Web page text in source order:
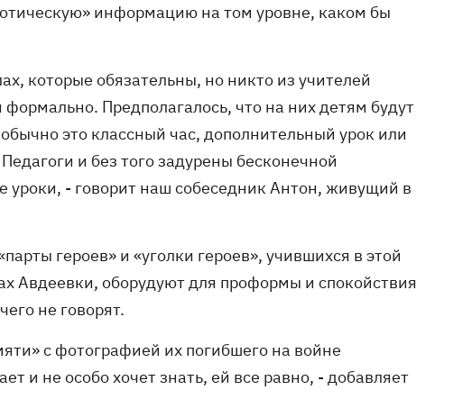
информацию на том уровне, каком бы
которые обязательны, но никто из учителей
Предполагалось, что на них детям будут
это классный час, дополнительный урок или
и без того задурены бесконечной
- говорит наш собеседник Антон, живущий в
героев» и «уголки героев», учившихся в этой
Авдеевки, оборудуют для проформы и спокойствия
не говорят.
с фотографией их погибшего на войне
и не особо хочет знать, ей все равно, - добавляет